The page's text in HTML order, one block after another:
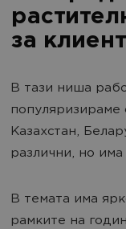
за
В тази ниша
популяризираме
Казахстан,
различни, но
В темата има
рамките на